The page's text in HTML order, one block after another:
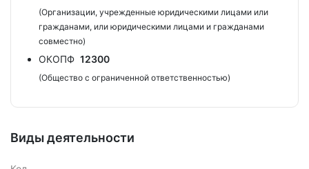
(Организации, учрежденные юридическими лицами или
гражданами, или юридическими лицами и гражданами
совместно)
ОКОПФ 12300
(Общество с ограниченной ответственностью)
Виды деятельности